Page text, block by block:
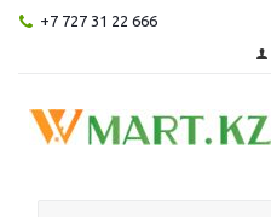
+7 727 31 22 666